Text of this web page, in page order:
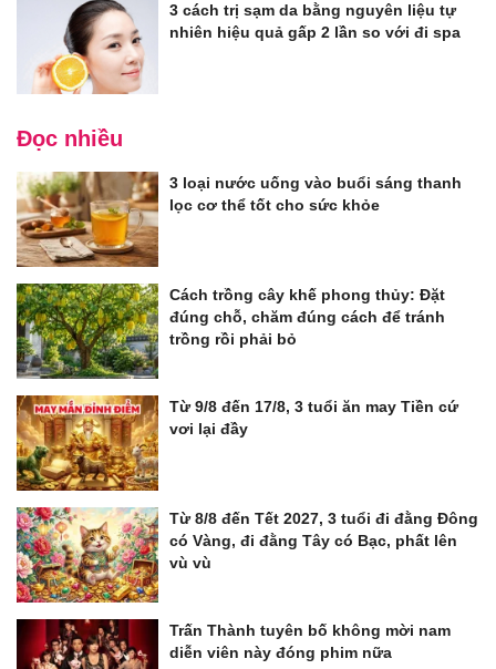
3 cách trị sạm da bằng nguyên liệu tự
nhiên hiệu quả gấp 2 lần so với đi spa
Đọc nhiều
3 loại nước uống vào buổi sáng thanh
lọc cơ thể tốt cho sức khỏe
Cách trồng cây khế phong thủy: Đặt
đúng chỗ, chăm đúng cách để tránh
trồng rồi phải bỏ
Từ 9/8 đến 17/8, 3 tuổi ăn may Tiền cứ
vơi lại đầy
Từ 8/8 đến Tết 2027, 3 tuổi đi đằng Đông
có Vàng, đi đằng Tây có Bạc, phất lên
vù vù
Trấn Thành tuyên bố không mời nam
diễn viên này đóng phim nữa